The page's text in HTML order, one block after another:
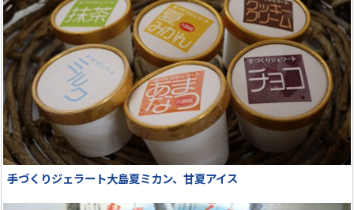
手づくりジェラート大島夏ミカン、甘夏アイス